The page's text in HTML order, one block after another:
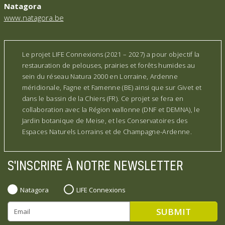
Natagora
www.natagora.be
Le projet LIFE Connexions (2021 – 2027) a pour objectif la
restauration de pelouses, prairies et forêts humides au
sein du réseau Natura 2000 en Lorraine, Ardenne
méridionale, Fagne et Famenne (BE) ainsi que sur Givet et
dans le bassin de la Chiers (FR). Ce projet se fera en
collaboration avec la Région wallonne (DNF et DEMNA), le
Jardin botanique de Meise, et les Conservatoires des
Espaces Naturels Lorrains et de Champagne-Ardenne.
S'INSCRIRE À NOTRE NEWSLETTER
Natagora LIFE Connexions